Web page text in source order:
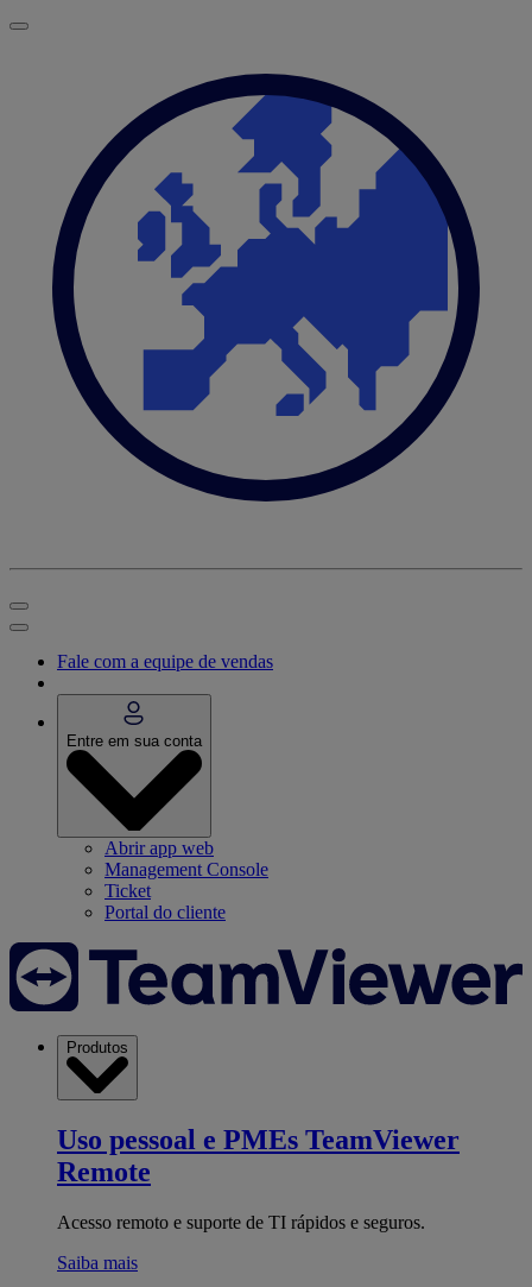
Fale com a equipe de vendas
Entre em sua conta
Abrir app web
Management Console
Ticket
Portal do cliente
Produtos
Uso pessoal e PMEs TeamViewer
Remote
Acesso remoto e suporte de TI rápidos e seguros.
Saiba mais